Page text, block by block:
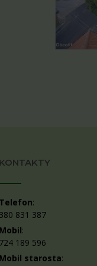
:
831 387
:
189 596
starosta: